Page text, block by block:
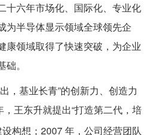
十六年市场化、国际化、专业化
为半导体显示领域全球领先企
康领域取得了快速突破，为企业
。
，基业长青”的创新力、创造力
王东升就提出“打造第二代，培
构想；2007 年，公司经营团队